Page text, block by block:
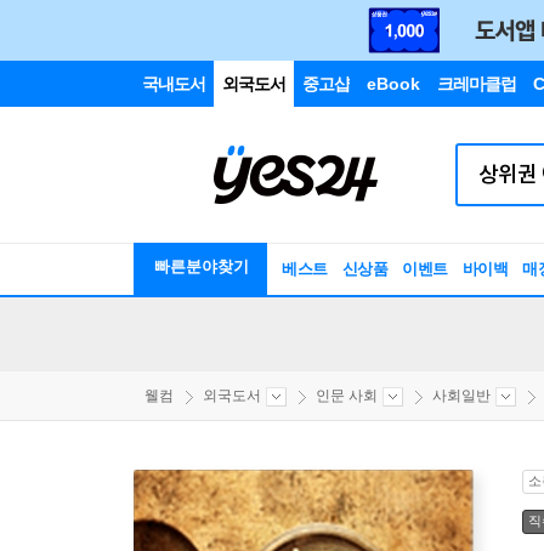
국내도서 외국도서 중고샵 eBook 크레마클럽
빠른분야찾기 베스트 신상품 이벤트 바이백 매
웰컴 외국도서 인문 사회 사회일반